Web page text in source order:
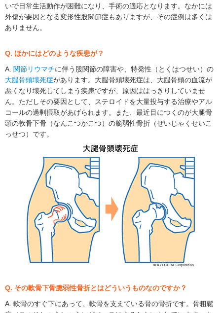
いで日常生活動作が困難になり、手術の適応となります。なかには
外傷が要因となる変形性股関節症もありますが、その症例は多くは
ありません。
Q. ほかにはどのような疾患が？
A. 関節リウマチに伴う股関節の障害や、特発性（とくはつせい）の
大腿骨頭壊死症があります。大腿骨頭壊死症は、大腿骨頭の血流が
悪くなり壊死してしまう疾患ですが、原因ははっきりしていませ
ん。ただしその要因として、ステロイドを大量投与する治療やアル
コールの過剰摂取があげられます。また、最近目につくのが大腿骨
頭の軟骨下骨（なんこつかこつ）の脆弱性骨折（ぜいじゃくせいこ
っせつ）です。
Q. その軟骨下骨脆弱性骨折とはどういうものなのですか？
A. 軟骨のすぐ下にあって、軟骨を支えている骨の骨折です。骨粗鬆